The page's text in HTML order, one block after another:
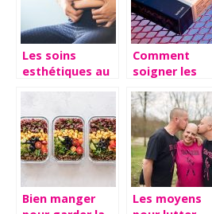
Les soins
esthétiques au
Comment
soigner les
au lit
Bien manger
Les moyens